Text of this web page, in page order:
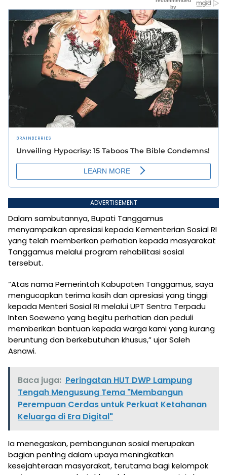
ADVERTISEMENT
Dalam sambutannya, Bupati Tanggamus
menyampaikan apresiasi kepada Kementerian Sosial RI
yang telah memberikan perhatian kepada masyarakat
Tanggamus melalui program rehabilitasi sosial
tersebut.
“Atas nama Pemerintah Kabupaten Tanggamus, saya
mengucapkan terima kasih dan apresiasi yang tinggi
kepada Menteri Sosial RI melalui UPT Sentra Terpadu
Inten Soeweno yang begitu perhatian dan peduli
memberikan bantuan kepada warga kami yang kurang
beruntung dan berkebutuhan khusus,” ujar Saleh
Asnawi.
Baca juga: Peringatan HUT DWP Lampung
Tengah Mengusung Tema "Membangun
Perempuan Cerdas untuk Perkuat Ketahanan
Keluarga di Era Digital"
Ia menegaskan, pembangunan sosial merupakan
bagian penting dalam upaya meningkatkan
kesejahteraan masyarakat, terutama bagi kelompok